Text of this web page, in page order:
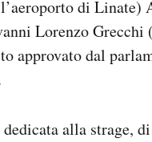
di Linate)
Lorenzo Grecchi
approvato dal
alla strage,